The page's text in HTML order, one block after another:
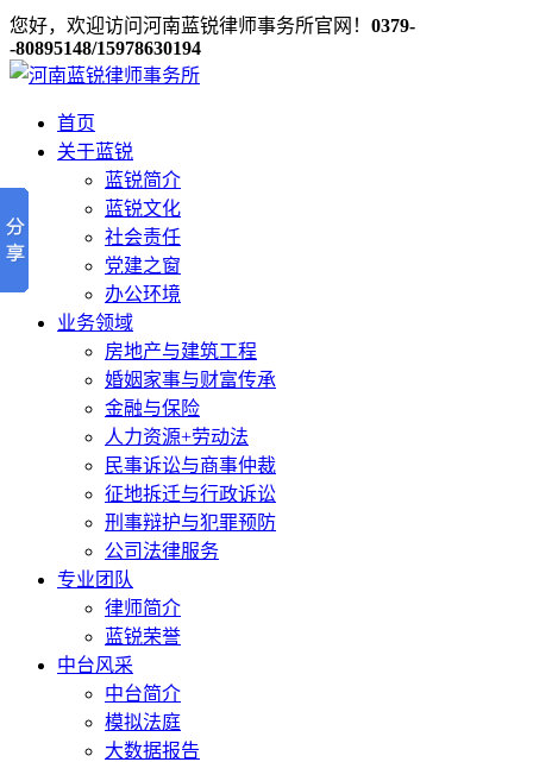
您好，欢迎访问河南蓝锐律师事务所官网！ 0379-
-80895148/15978630194
首页
关于蓝锐
蓝锐简介
蓝锐文化
社会责任
党建之窗
办公环境
业务领域
房地产与建筑工程
婚姻家事与财富传承
金融与保险
人力资源+劳动法
民事诉讼与商事仲裁
征地拆迁与行政诉讼
刑事辩护与犯罪预防
公司法律服务
专业团队
律师简介
蓝锐荣誉
中台风采
中台简介
模拟法庭
大数据报告